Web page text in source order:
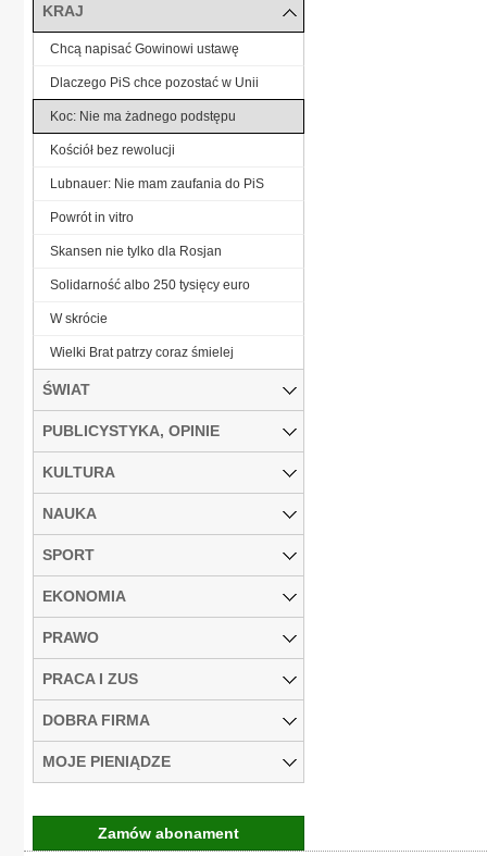
KRAJ
Chcą napisać Gowinowi ustawę
Dlaczego PiS chce pozostać w Unii
Koc: Nie ma żadnego podstępu
Kościół bez rewolucji
Lubnauer: Nie mam zaufania do PiS
Powrót in vitro
Skansen nie tylko dla Rosjan
Solidarność albo 250 tysięcy euro
W skrócie
Wielki Brat patrzy coraz śmielej
ŚWIAT
PUBLICYSTYKA, OPINIE
KULTURA
NAUKA
SPORT
EKONOMIA
PRAWO
PRACA I ZUS
DOBRA FIRMA
MOJE PIENIĄDZE
Zamów abonament